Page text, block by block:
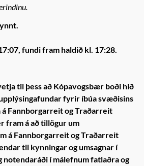
fundi fram haldið kl. 17:28.
til þess að Kópavogsbær boði hið
fyrir íbúa svæðisins
á Fannborgarreit og Traðarreit
fram á að tillögur um
á Fannborgarreit og Traðarreit
til kynningar og umsagnar í
notendaráði í málefnum fatlaðra og